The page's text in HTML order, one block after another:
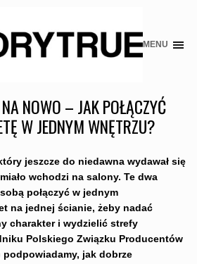
MENU
NOWO – JAK POŁĄCZYĆ
W JEDNYM WNĘTRZU?
jeszcze do niedawna wydawał się
wchodzi na salony. Te dwa
połączyć w jednym
na jednej ścianie, żeby nadać
charakter i wydzielić strefy
Polskiego Związku Producentów
podpowiadamy, jak dobrze